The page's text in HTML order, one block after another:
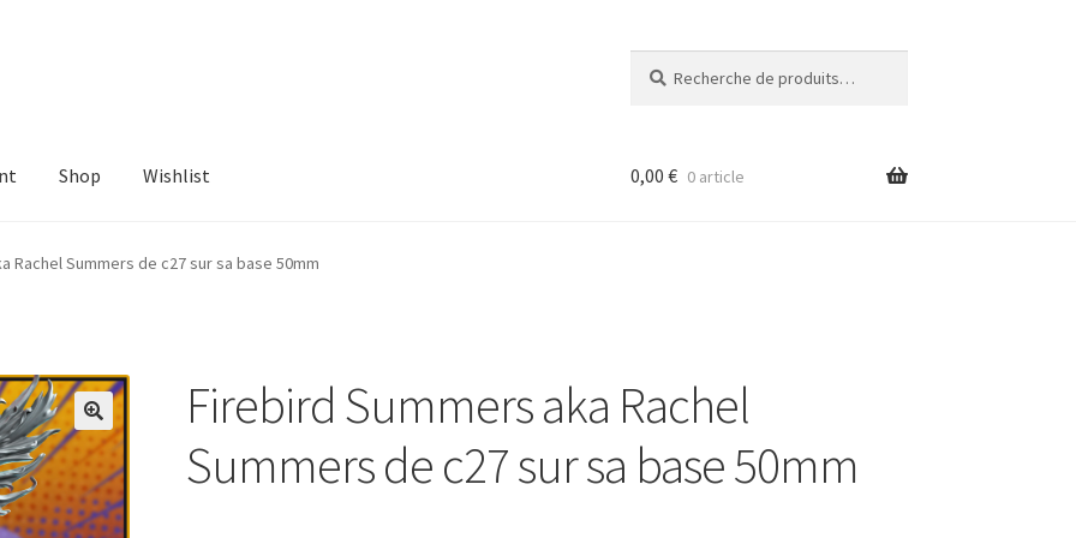
pour :
Shop Wishlist 0,00 € 0 article
Rachel Summers de c27 sur sa base 50mm
Firebird Summers aka Rachel
Summers de c27 sur sa base 50mm